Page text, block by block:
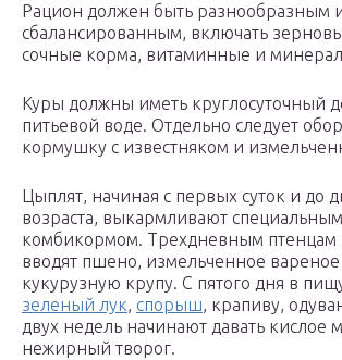
Рацион должен быть разнообразным
сбалансированным, включать
сочные корма, витаминные и
Куры должны иметь круглосуточный
питьевой воде. Отдельно следует
кормушку с известняком и
Цыплят, начиная с первых суток и до
возраста, выкармливают специальным
комбикормом. Трехдневным птенцам
вводят пшено, измельченное вареное
кукурузную крупу. С пятого дня в
зеленый лук, спорыш, крапиву,
двух недель начинают давать кислое
нежирный творог.